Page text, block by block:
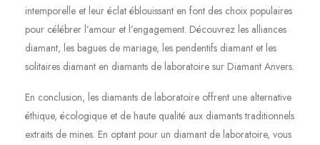
intemporelle et leur éclat éblouissant en font des choix populaires
pour célébrer l’amour et l’engagement. Découvrez les alliances
diamant, les bagues de mariage, les pendentifs diamant et les
solitaires diamant en diamants de laboratoire sur Diamant Anvers.
En conclusion, les diamants de laboratoire offrent une alternative
éthique, écologique et de haute qualité aux diamants traditionnels
extraits de mines. En optant pour un diamant de laboratoire, vous